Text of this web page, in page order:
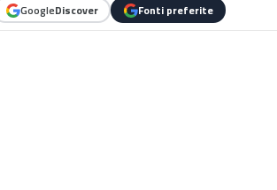
GoogleDiscover Fonti preferite